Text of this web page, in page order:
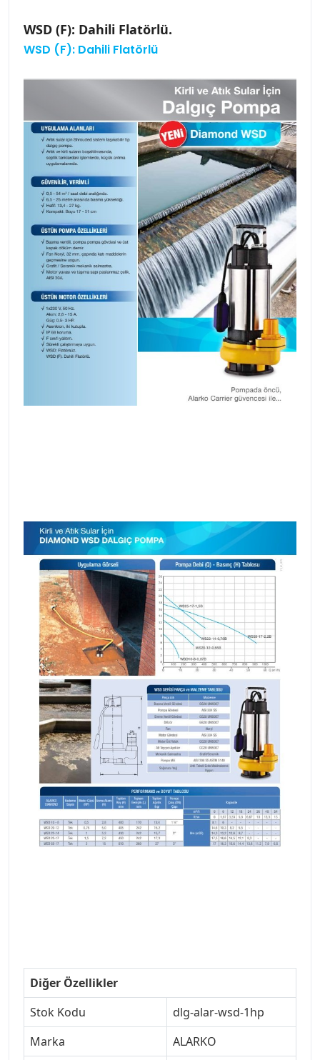
WSD (F): Dahili Flatörlü.
WSD (F): Dahili Flatörlü
Diğer Özellikler
Stok Kodu
dlg-alar-wsd-1hp
Marka
ALARKO